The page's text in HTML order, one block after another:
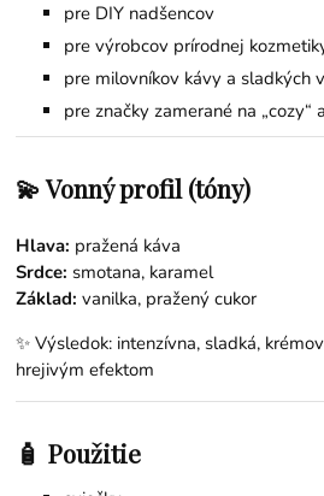
pre DIY nadšencov
pre výrobcov prírodnej
pre milovníkov kávy a sladkých
pre značky zamerané na
💫 Vonný profil (tóny)
Hlava: pražená káva
Srdce: smotana, karamel
Základ: vanilka, pražený cukor
✨ Výsledok: intenzívna, sladká,
hrejivým efektom
🧴 Použitie